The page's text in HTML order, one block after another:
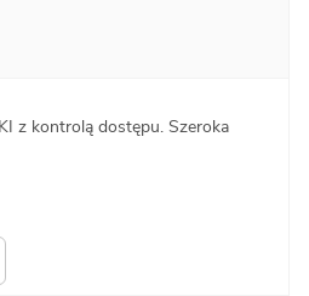
z kontrolą dostępu. Szeroka